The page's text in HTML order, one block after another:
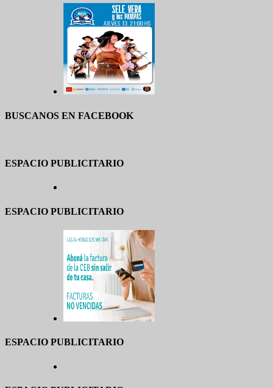
BUSCANOS EN FACEBOOK
ESPACIO PUBLICITARIO
ESPACIO PUBLICITARIO
ESPACIO PUBLICITARIO